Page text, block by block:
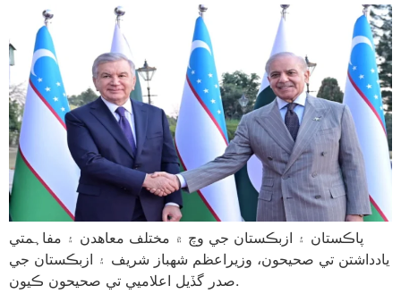
پاڪستان ۽ ازبڪستان جي وچ ۾ مختلف معاهدن ۽ مفاہمتي
يادداشتن تي صحيحون، وزيراعظم شهباز شريف ۽ ازبڪستان جي
صدر گڏيل اعلاميي تي صحيحون ڪيون.